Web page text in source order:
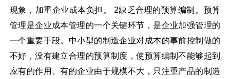
现象，加重企业成本负担。 2缺乏合理的预算编制。预算
管理是企业成本管理的一个关键环节，是企业加强管理的
一个重要手段。中小型的制造企业对成本的事前控制做的
不好，没有建立合理的预算制度，使预算编制不能够起到
应有的作用。有的企业由于规模不大，只注重产品的制造